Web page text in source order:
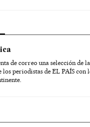
de correo una selección de
los periodistas de EL PAÍS con